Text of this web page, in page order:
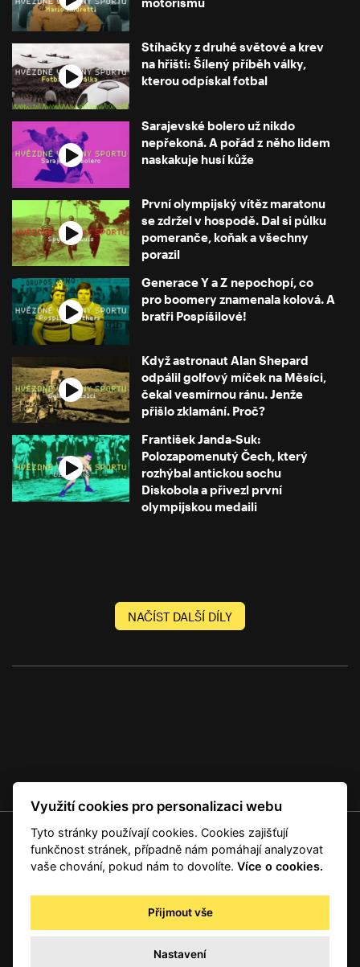
Stíhačky z druhé světové a krev
na hřišti: Šílený příběh války,
kterou odpískal fotbal
Sarajevské bolero už nikdo
nepřekoná. A pořád z něho lidem
naskakuje husí kůže
První olympijský vítěz maratonu
se zdržel v hospodě. Dal si půlku
pomeranče, koňak a všechny
porazil
Generace Y a Z nepochopí, co
pro boomery znamenala kolová. A
bratři Pospíšilové!
Když astronaut Alan Shepard
odpálil golfový míček na Měsíci,
čekal vesmírnou ránu. Jenže
přišlo zklamání. Proč?
František Janda-Suk:
Polozapomenutý Čech, který
rozhýbal antickou sochu
Diskobola a přivezl první
olympijskou medaili
NAČÍST DALŠÍ DÍLY
© 2001 — 2026 Copyright CMI News a dodavatelé obsahu. |
Autorská práva
Zpracování osobních údajů - registrovaní a předplatitelé
Zpracování osobních údajů pro novinářské a další účely
Obchodní podmínky
Využití cookies pro personalizaci webu
Tyto stránky používají cookies. Cookies zajišťují
funkčnost stránek, případně nám pomáhají analyzovat
vaše chování, pokud nám to dovolíte.Více o cookies.
Přijmout vše
Nastavení